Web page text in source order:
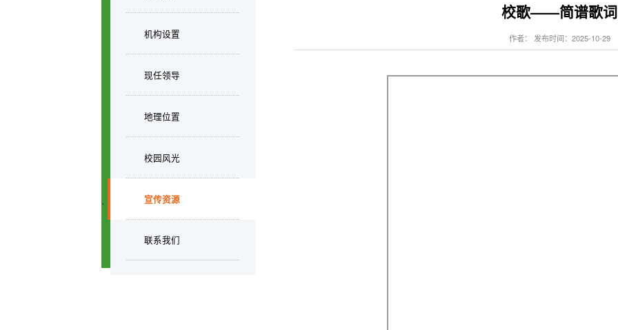
机构设置
现任领导
地理位置
校园风光
宣传资源
联系我们
校歌——简谱歌词
作者： 发布时间：2025-10-29